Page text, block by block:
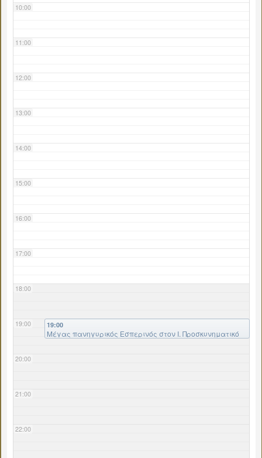
10:00
11:00
12:00
13:00
14:00
15:00
16:00
17:00
18:00
19:00
20:00
21:00
22:00
19:00
Μέγας πανηγυρικός Εσπερινός στον Ι. Προσκυνηματικό